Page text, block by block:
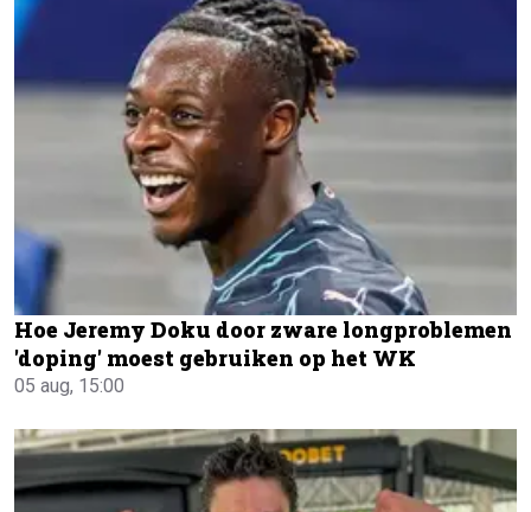
Hoe Jeremy Doku door zware longproblemen
'doping' moest gebruiken op het WK
05 aug, 15:00